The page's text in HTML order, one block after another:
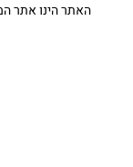
האתר הינו אתר